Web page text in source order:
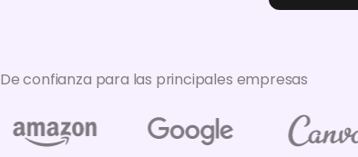
De confianza para las principales empresas